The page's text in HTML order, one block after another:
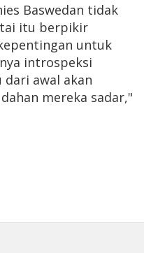
Baswedan tidak
itu berpikir
untuk
introspeksi
dari awal akan
mereka sadar,"